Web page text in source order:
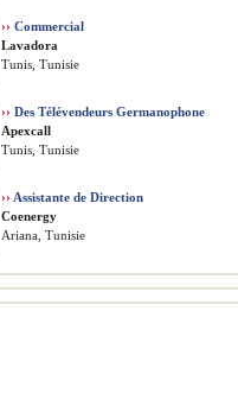
›› Commercial
Lavadora
Tunis, Tunisie
›› Des Télévendeurs Germanophone
Apexcall
Tunis, Tunisie
›› Assistante de Direction
Coenergy
Ariana, Tunisie